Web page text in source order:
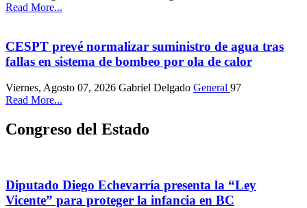
Read More...
CESPT prevé normalizar suministro de agua tras
fallas en sistema de bombeo por ola de calor
Viernes, Agosto 07, 2026 Gabriel Delgado General 97
Read More...
Congreso del Estado
Diputado Diego Echevarría presenta la “Ley
Vicente” para proteger la infancia en BC